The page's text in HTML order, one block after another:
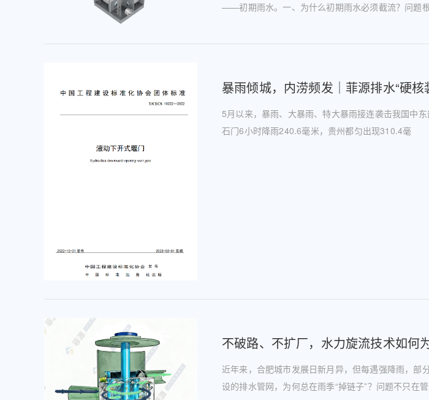
——初期雨水。一、为什么初期雨水必须截流？问题
暴雨倾城，内涝频发｜菲源排水“硬核
5月以来，暴雨、大暴雨、特大暴雨接连袭击我国中
石门6小时降雨240.6毫米，贵州都匀出现310.4毫
不破路、不扩厂，水力旋流技术如何
近年来，合肥城市发展日新月异，但每遇强降雨，部
设的排水管网，为何总在雨季“掉链子”？问题不只在